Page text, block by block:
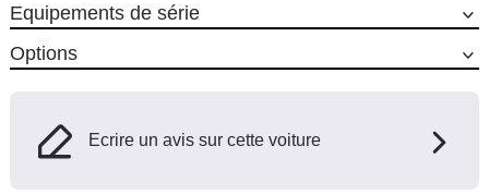
Equipements de série
Options
Ecrire un avis sur cette voiture